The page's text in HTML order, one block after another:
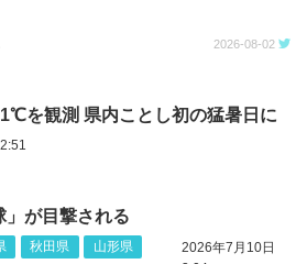
2026-08-02
を観測 県内ことし初の猛暑日に
」が目撃される
秋田県
山形県
2026年7月10日